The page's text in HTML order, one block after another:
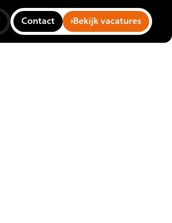
Contact Bekijk vacatures